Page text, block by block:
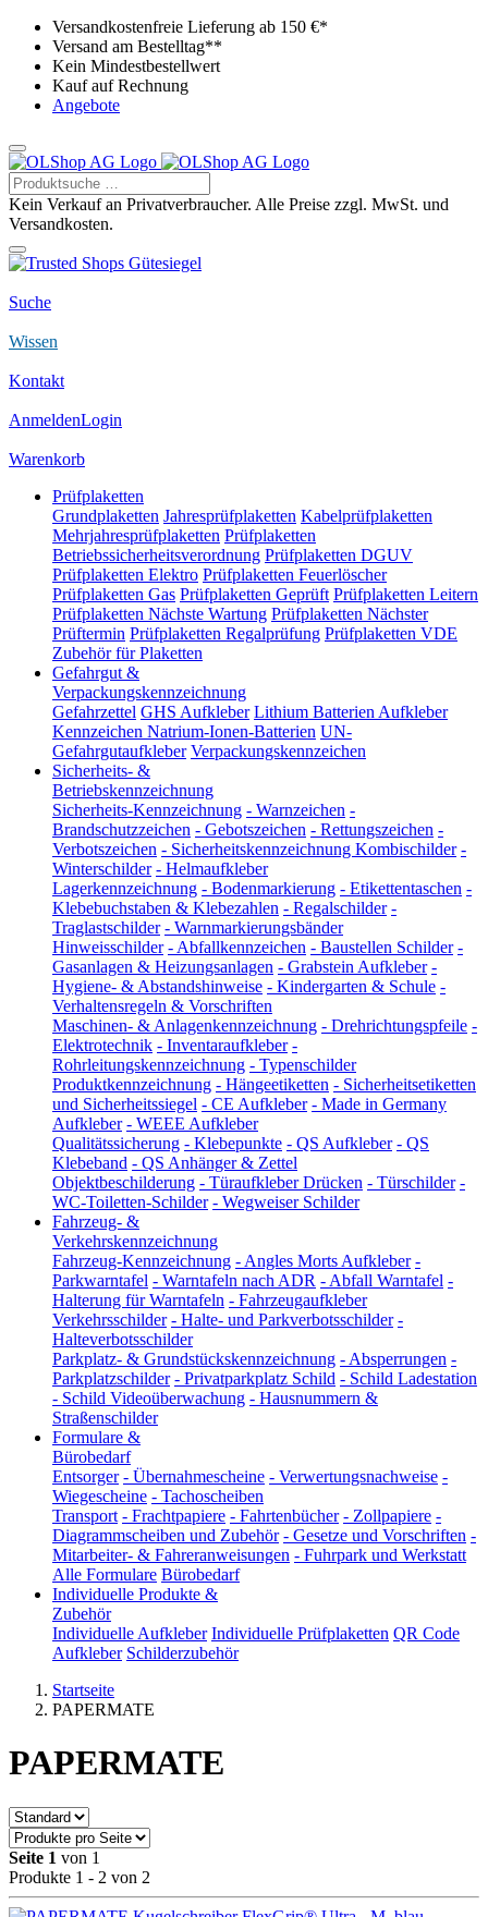
Versandkostenfreie Lieferung ab 150 €*
Versand am Bestelltag**
Kein Mindestbestellwert
Kauf auf Rechnung
Angebote
Kein Verkauf an Privatverbraucher. Alle Preise zzgl. MwSt. und
Versandkosten.
Suche
Wissen
Kontakt
AnmeldenLogin
Warenkorb
Prüfplaketten
Grundplaketten Jahresprüfplaketten Kabelprüfplaketten
Mehrjahresprüfplaketten Prüfplaketten
Betriebssicherheitsverordnung Prüfplaketten DGUV
Prüfplaketten Elektro Prüfplaketten Feuerlöscher
Prüfplaketten Gas Prüfplaketten Geprüft Prüfplaketten Leitern
Prüfplaketten Nächste Wartung Prüfplaketten Nächster
Prüftermin Prüfplaketten Regalprüfung Prüfplaketten VDE
Zubehör für Plaketten
Gefahrgut &
Verpackungskennzeichnung
Gefahrzettel GHS Aufkleber Lithium Batterien Aufkleber
Kennzeichen Natrium-Ionen-Batterien UN-
Gefahrgutaufkleber Verpackungskennzeichen
Sicherheits- &
Betriebskennzeichnung
Sicherheits-Kennzeichnung - Warnzeichen -
Brandschutzzeichen - Gebotszeichen - Rettungszeichen -
Verbotszeichen - Sicherheitskennzeichnung Kombischilder -
Winterschilder - Helmaufkleber
Lagerkennzeichnung - Bodenmarkierung - Etikettentaschen -
Klebebuchstaben & Klebezahlen - Regalschilder -
Traglastschilder - Warnmarkierungsbänder
Hinweisschilder - Abfallkennzeichen - Baustellen Schilder -
Gasanlagen & Heizungsanlagen - Grabstein Aufkleber -
Hygiene- & Abstandshinweise - Kindergarten & Schule -
Verhaltensregeln & Vorschriften
Maschinen- & Anlagenkennzeichnung - Drehrichtungspfeile -
Elektrotechnik - Inventaraufkleber -
Rohrleitungskennzeichnung - Typenschilder
Produktkennzeichnung - Hängeetiketten - Sicherheitsetiketten
und Sicherheitssiegel - CE Aufkleber - Made in Germany
Aufkleber - WEEE Aufkleber
Qualitätssicherung - Klebepunkte - QS Aufkleber - QS
Klebeband - QS Anhänger & Zettel
Objektbeschilderung - Türaufkleber Drücken - Türschilder -
WC-Toiletten-Schilder - Wegweiser Schilder
Fahrzeug- &
Verkehrskennzeichnung
Fahrzeug-Kennzeichnung - Angles Morts Aufkleber -
Parkwarntafel - Warntafeln nach ADR - Abfall Warntafel -
Halterung für Warntafeln - Fahrzeugaufkleber
Verkehrsschilder - Halte- und Parkverbotsschilder -
Halteverbotsschilder
Parkplatz- & Grundstückskennzeichnung - Absperrungen -
Parkplatzschilder - Privatparkplatz Schild - Schild Ladestation
- Schild Videoüberwachung - Hausnummern &
Straßenschilder
Formulare &
Bürobedarf
Entsorger - Übernahmescheine - Verwertungsnachweise -
Wiegescheine - Tachoscheiben
Transport - Frachtpapiere - Fahrtenbücher - Zollpapiere -
Diagrammscheiben und Zubehör - Gesetze und Vorschriften -
Mitarbeiter- & Fahreranweisungen - Fuhrpark und Werkstatt
Alle Formulare Bürobedarf
Individuelle Produkte &
Zubehör
Individuelle Aufkleber Individuelle Prüfplaketten QR Code
Aufkleber Schilderzubehör
Startseite
PAPERMATE
PAPERMATE
Seite 1 von 1
Produkte 1 - 2 von 2